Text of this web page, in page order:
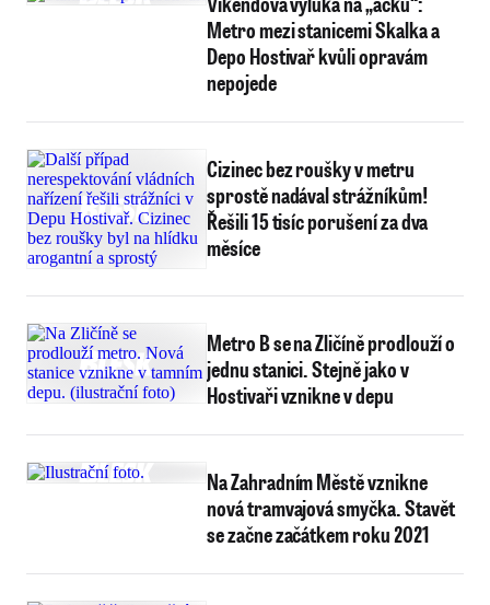
Metro mezi stanicemi Skalka a
Depo Hostivař kvůli opravám
nepojede
Cizinec bez roušky v metru
sprostě nadával strážníkům!
Řešili 15 tisíc porušení za dva
měsíce
Metro B se na Zličíně prodlouží o
jednu stanici. Stejně jako v
Hostivaři vznikne v depu
Na Zahradním Městě vznikne
nová tramvajová smyčka. Stavět
se začne začátkem roku 2021